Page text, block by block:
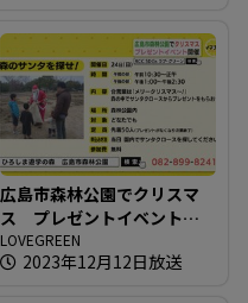
広島市森林公園でクリスマ
ス プレゼントイベント開
催
LOVEGREEN
2023年12月12日放送